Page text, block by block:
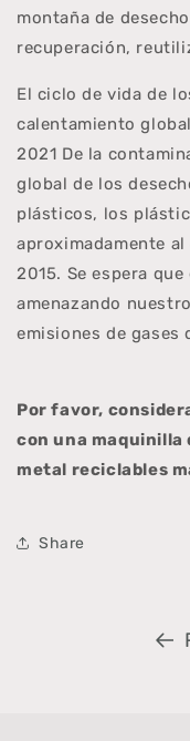
montaña de
recuperación,
El ciclo de vida de
calentamiento
2021 De la
global de los
plásticos, los
aproximadamente
2015. Se espera
amenazando
emisiones de gases
Por favor,
con una maquinilla
metal reciclables
Share